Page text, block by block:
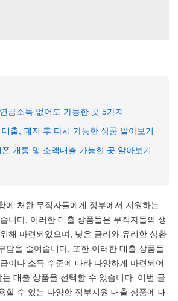
금소득 없어도 가능한 곳 5가지
출, 폐지 후 다시 가능한 상품 알아보기
개통 및 소액대출 가능한 곳 알아보기
에 처한 무직자들에게 정부에서 지원하는
니다. 이러한 대출 상품들은 무직자들의 생
해 마련되었으며, 낮은 금리와 유리한 상환
담을 줄여줍니다. 또한 이러한 대출 상품들
이나 소득 수준에 따라 다양하게 마련되어
대출 상품을 선택할 수 있습니다. 이번 글
할 수 있는 다양한 정부지원 대출 상품에 대